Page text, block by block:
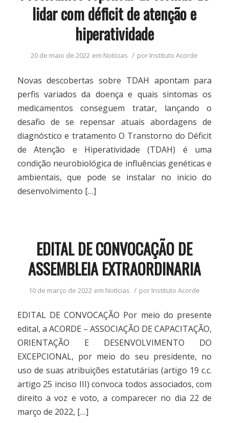
lidar com déficit de atenção e
hiperatividade
20 de maio de 2022 em Notícias / por Instituto Acorde
Novas descobertas sobre TDAH apontam para
perfis variados da doença e quais sintomas os
medicamentos conseguem tratar, lançando o
desafio de se repensar atuais abordagens de
diagnóstico e tratamento O Transtorno do Déficit
de Atenção e Hiperatividade (TDAH) é uma
condição neurobiológica de influências genéticas e
ambientais, que pode se instalar no início do
desenvolvimento […]
EDITAL DE CONVOCAÇÃO DE
ASSEMBLEIA EXTRAORDINARIA
10 de março de 2022 em Notícias / por Instituto Acorde
EDITAL DE CONVOCAÇÃO Por meio do presente
edital, a ACORDE – ASSOCIAÇÃO DE CAPACITAÇÃO,
ORIENTAÇÃO E DESENVOLVIMENTO DO
EXCEPCIONAL, por meio do seu presidente, no
uso de suas atribuições estatutárias (artigo 19 c.c.
artigo 25 inciso III) convoca todos associados, com
direito a voz e voto, a comparecer no dia 22 de
março de 2022, […]